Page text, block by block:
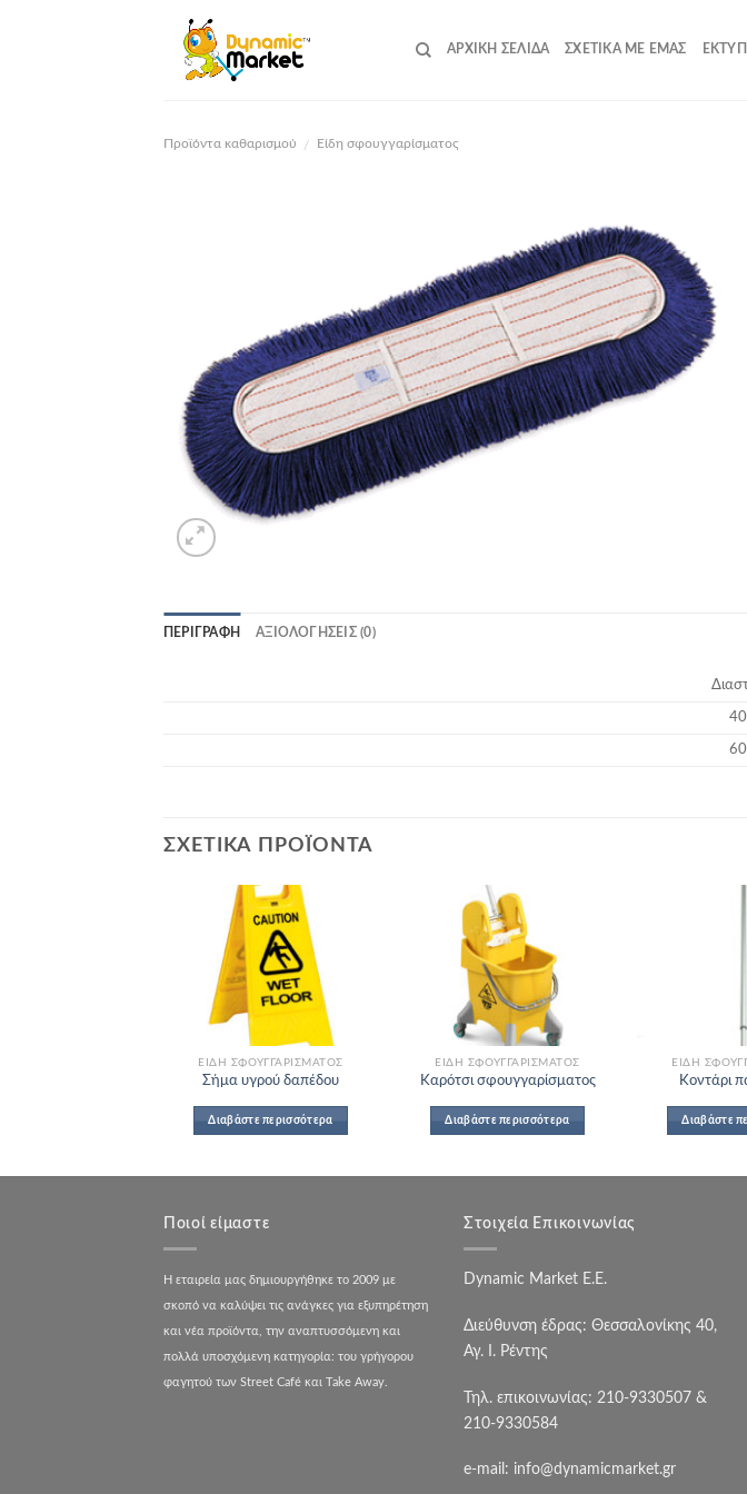
ΑΡΧΙΚΉ ΣΕΛΊΔΑ ΣΧΕΤΙΚΆ ΜΕ ΕΜΆΣ
Προϊόντα καθαρισμού / Είδη σφουγγαρίσματος
Add to
Wishlist
ΠΕΡΙΓΡΑΦΉ ΑΞΙΟΛΟΓΉΣΕΙΣ (0)
ΣΧΕΤΙΚΆ ΠΡΟΪΌΝΤΑ
Wishlist
ΕΊΔΗ ΣΦΟΥΓΓΑΡΊΣΜΑΤΟΣ
Σήμα υγρού δαπέδου
Διαβάστε περισσότερα
ΕΊΔΗ ΣΦΟΥΓΓΑΡΊΣΜΑΤΟΣ
Καρότσι σφουγγαρίσματος
Διαβάστε περισσότερα
ΕΊΔΗ
Κοντάρι
Διαβάστε
Ποιοί είμαστε
Η εταιρεία μας δημιουργήθηκε το 2009 με
σκοπό να καλύψει τις ανάγκες για εξυπηρέτηση
και νέα προϊόντα, την αναπτυσσόμενη και
πολλά υποσχόμενη κατηγορία: του γρήγορου
φαγητού των Street Café και Take Away.
Στοιχεία Επικοινωνίας
Dynamic Market Ε.Ε.
Διεύθυνση έδρας: Θεσσαλονίκης 40,
Αγ. Ι. Ρέντης
Τηλ. επικοινωνίας: 210-9330507 &
210-9330584
e-mail: info@dynamicmarket.gr